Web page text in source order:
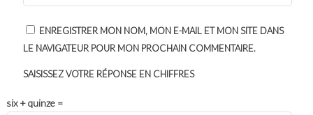
ENREGISTRER MON NOM, MON E-MAIL ET MON SITE DANS
LE NAVIGATEUR POUR MON PROCHAIN COMMENTAIRE.
SAISISSEZ VOTRE RÉPONSE EN CHIFFRES
six + quinze =